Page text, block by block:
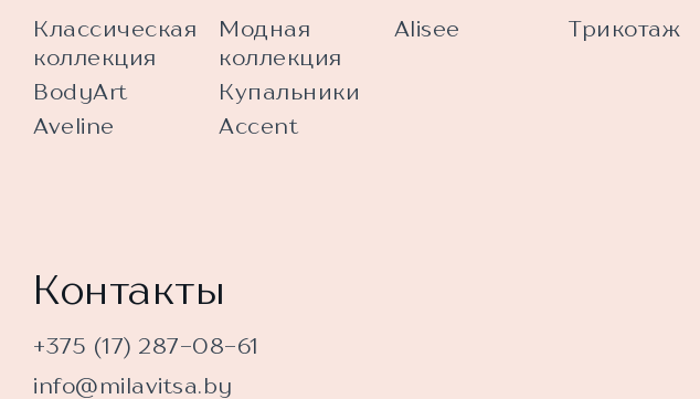
Классическая
коллекция
BodyArt
Aveline
Модная
коллекция
Купальники
Accent
Alisee Трикотаж
Контакты
+375 (17) 287-08-61
info@milavitsa.by